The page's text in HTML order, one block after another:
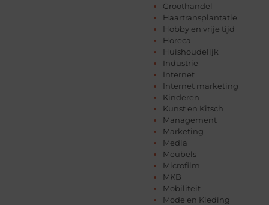
Groothandel
Haartransplantatie
Hobby en vrije tijd
Horeca
Huishoudelijk
Industrie
Internet
Internet marketing
Kinderen
Kunst en Kitsch
Management
Marketing
Media
Meubels
Microfilm
MKB
Mobiliteit
Mode en Kleding